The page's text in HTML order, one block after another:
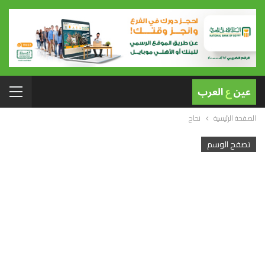
الصفحة الرئيسية نحاح
تصفح الوسم